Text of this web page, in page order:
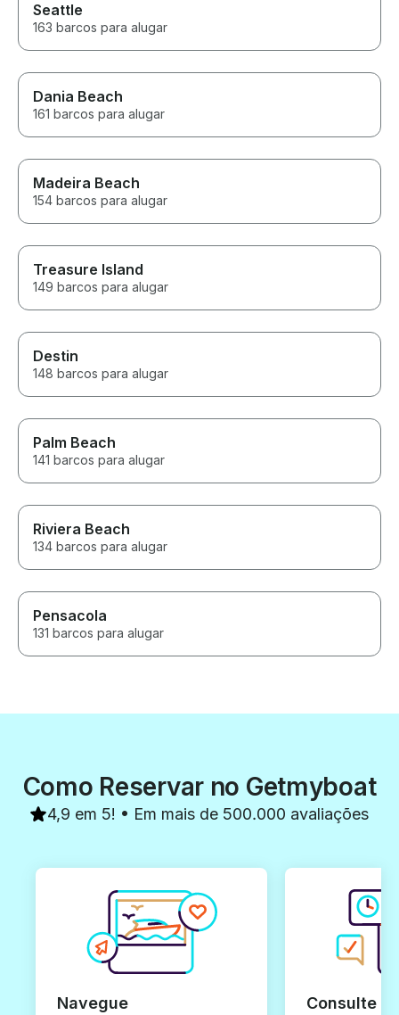
Seattle
163 barcos para alugar
Dania Beach
161 barcos para alugar
Madeira Beach
154 barcos para alugar
Treasure Island
149 barcos para alugar
Destin
148 barcos para alugar
Palm Beach
141 barcos para alugar
Riviera Beach
134 barcos para alugar
Pensacola
131 barcos para alugar
Como Reservar no Getmyboat
4,9 em 5! • Em mais de 500.000 avaliações
Navegue Consulte e